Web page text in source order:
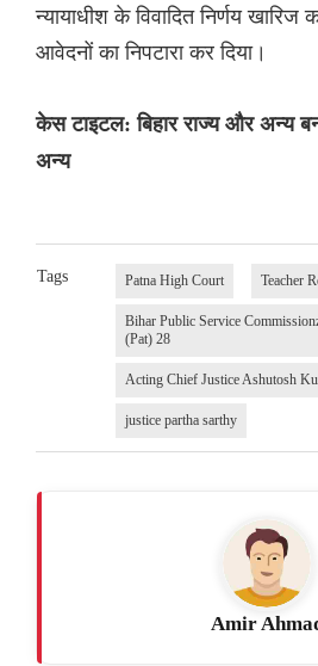
न्यायाधीश के विवादित निर्णय
आवेदनों का निपटारा कर दिया।
केस टाइटल: बिहार राज्य और अन्य
अन्य
Tags Patna High Court Teacher
Bihar Public Service
(Pat) 28
Acting Chief Justice Ashutosh
justice partha sarthy
Amir